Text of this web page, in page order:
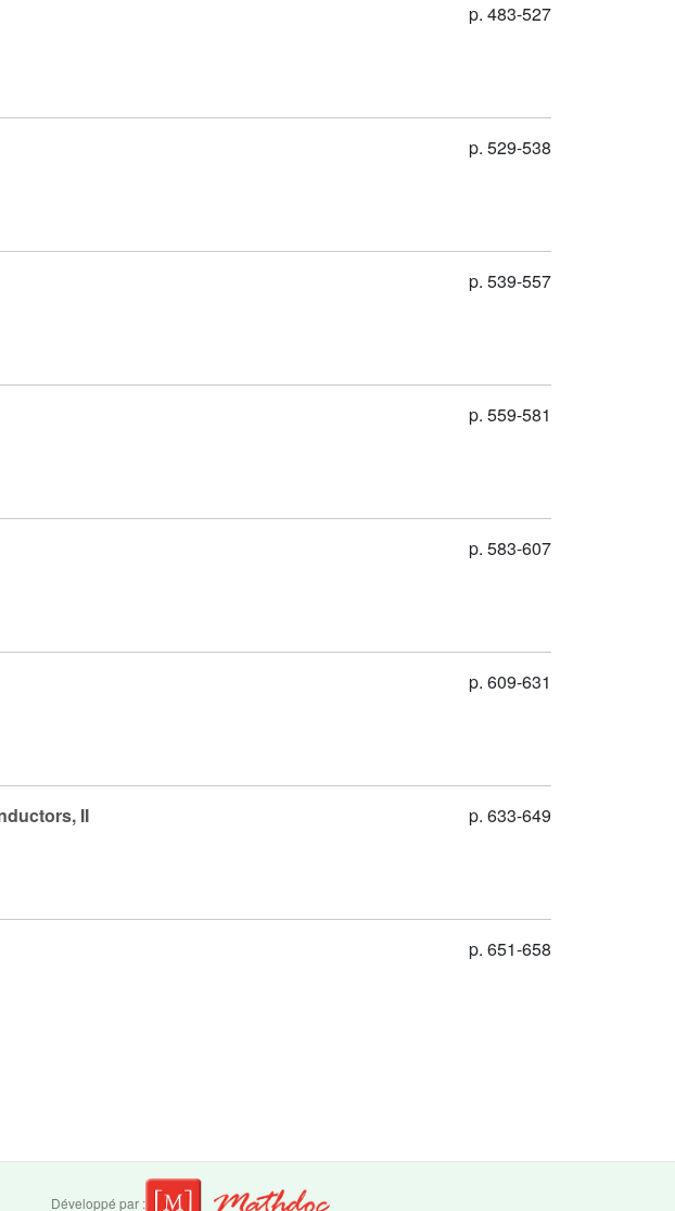
p. 483-527
p. 529-538
p. 539-557
p. 559-581
p. 583-607
p. 609-631
II
p. 633-649
p. 651-658
Développé par :